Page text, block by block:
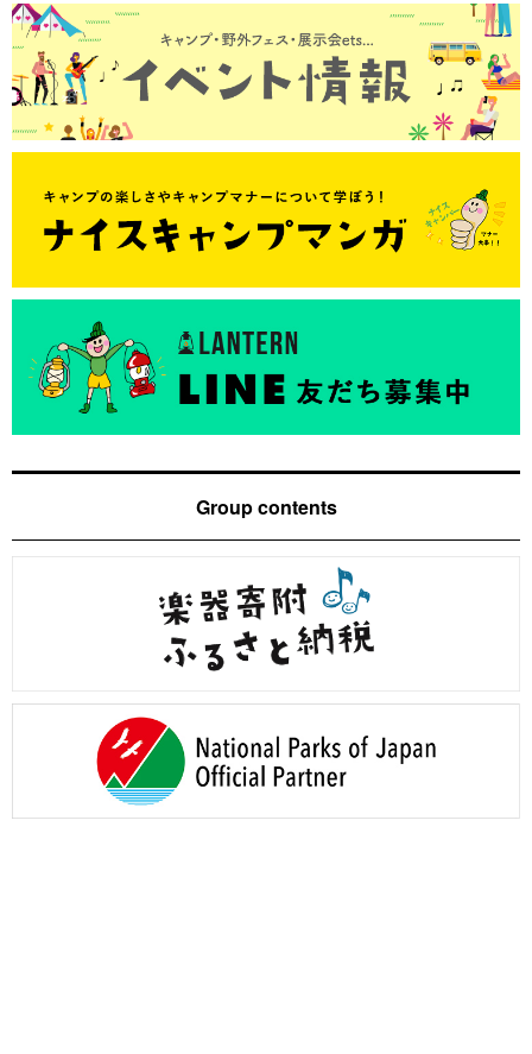
Group contents